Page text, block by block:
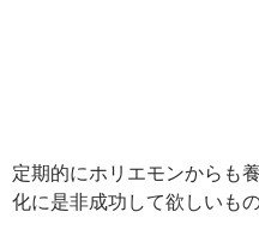
定期的にホリエモンからも
化に是非成功して欲しいもの